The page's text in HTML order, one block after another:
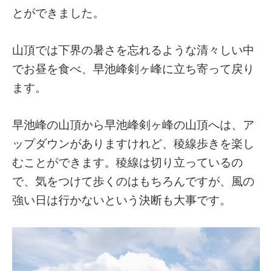
とができました。
山頂では下界の暑さを忘れるような清々しい中
でお昼を食べ、早池峰剣ヶ峰に立ち寄って戻り
ます。
早池峰の山頂から早池峰剣ヶ峰の山頂へは、ア
ップダウンがありますけれど、稜線歩きを楽し
むことができます。稜線は切り立っているの
で、気をつけて歩くのはもちろんですが、風の
強い日は行かないという決断も大事です。